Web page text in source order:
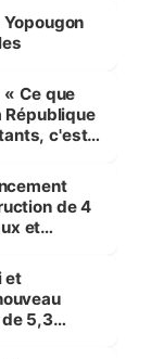
les
« Ce que
c'est
de 4
et
et
5,3